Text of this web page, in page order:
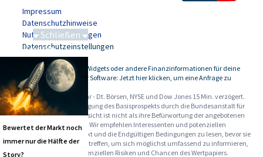
Impressum
Datenschutzhinweise
Nutzungsbedingungen
Datenschutzeinstellungen
-
Kursdaten, Widgets oder andere Finanzinformationen für deine
Website oder Software: Jetzt hier klicken, um eine Anfrage zu
stellen.
Alle Angaben ohne Gewähr - Dt. Börsen, NYSE und Dow Jones 15 Min. verzögert.
Werbehinweise:
Die Billigung des Basisprospekts durch die Bundesanstalt für
Finanzdienstleistungsaufsicht ist nicht als ihre Befürwortung der angebotenen
Wertpapiere zu verstehen. Wir empfehlen Interessenten und potenziellen
Anlegern den Basisprospekt und die Endgültigen Bedingungen zu lesen, bevor sie
eine Anlageentscheidung treffen, um sich möglichst umfassend zu informieren,
insbesondere über die potenziellen Risiken und Chancen des Wertpapiers.
Schließen
Saga bei 0,53 CAD
Bewertet der Markt noch
immer nur die Hälfte der
Story?